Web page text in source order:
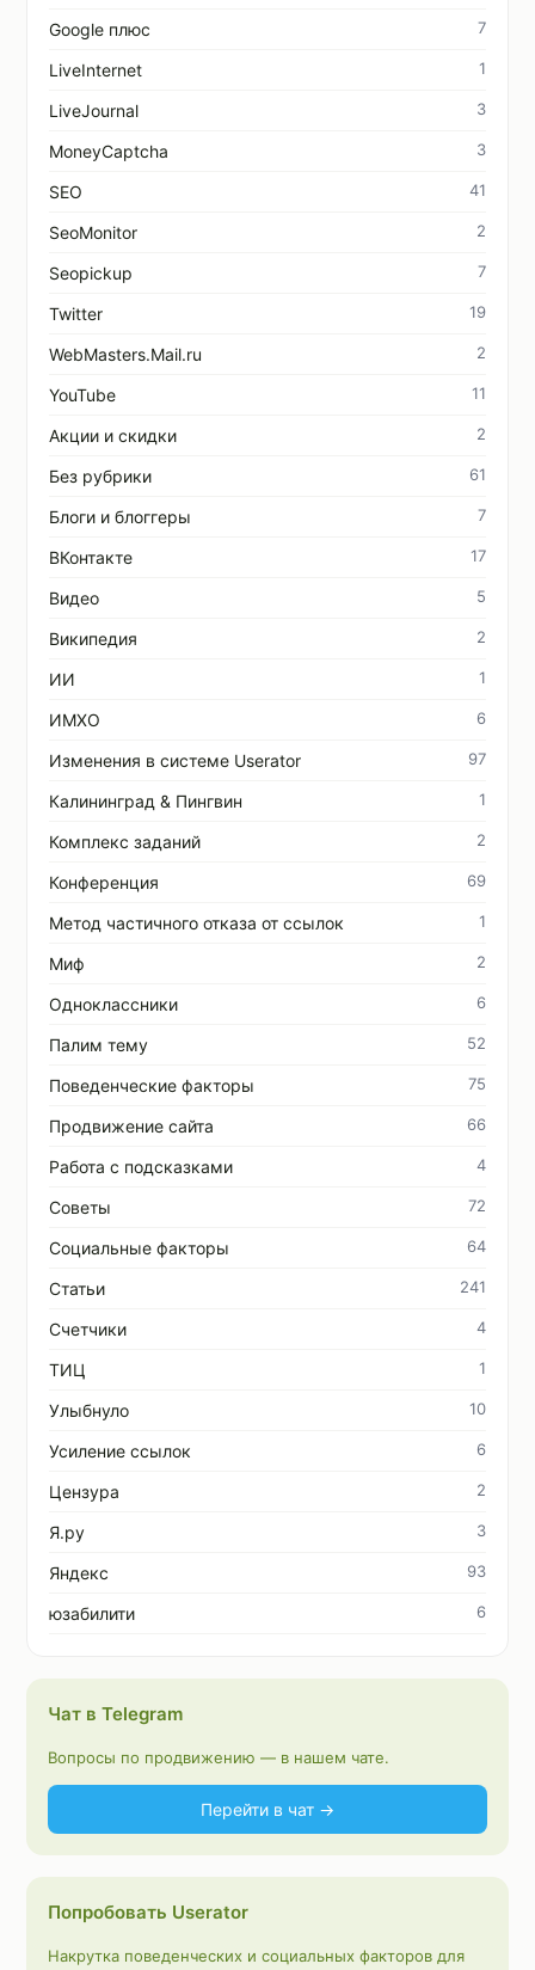
Google плюс 7
LiveInternet 1
LiveJournal 3
MoneyCaptcha 3
SEO 41
SeoMonitor 2
Seopickup 7
Twitter 19
WebMasters.Mail.ru 2
YouTube 11
Акции и скидки 2
Без рубрики 61
Блоги и блоггеры 7
ВКонтакте 17
Видео 5
Википедия 2
ИИ 1
ИМХО 6
Изменения в системе Userator 97
Калининград & Пингвин 1
Комплекс заданий 2
Конференция 69
Метод частичного отказа от ссылок 1
Миф 2
Одноклассники 6
Палим тему 52
Поведенческие факторы 75
Продвижение сайта 66
Работа с подсказками 4
Советы 72
Социальные факторы 64
Статьи 241
Счетчики 4
ТИЦ 1
Улыбнуло 10
Усиление ссылок 6
Цензура 2
Я.ру 3
Яндекс 93
юзабилити 6
Чат в Telegram
Вопросы по продвижению — в нашем чате.
Перейти в чат →
Попробовать Userator
Накрутка поведенческих и социальных факторов для